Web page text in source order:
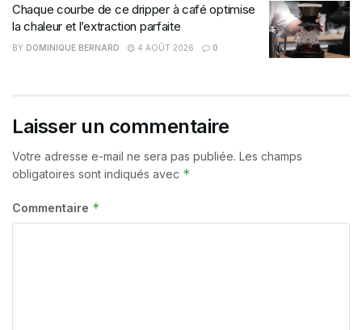
Chaque courbe de ce dripper à café optimise
la chaleur et l’extraction parfaite
BY DOMINIQUE BERNARD 4 AOÛT 2026 0
Laisser un commentaire
Votre adresse e-mail ne sera pas publiée. Les champs
obligatoires sont indiqués avec *
Commentaire *